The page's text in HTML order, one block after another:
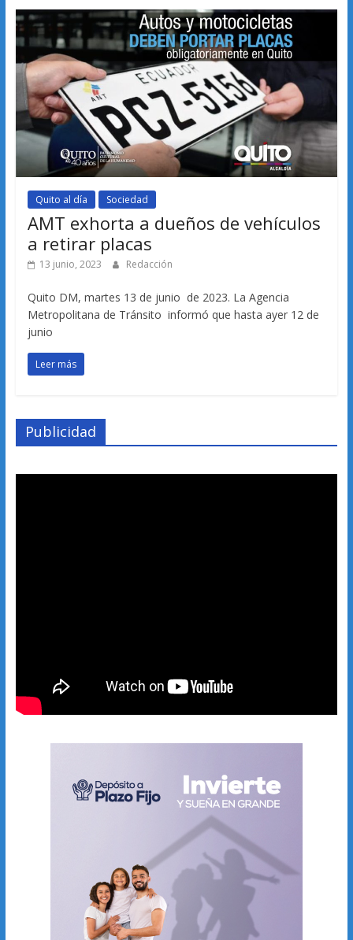
Quito al día Sociedad
AMT exhorta a dueños de vehículos
a retirar placas
13 junio, 2023 Redacción
Quito DM, martes 13 de junio de 2023. La Agencia
Metropolitana de Tránsito informó que hasta ayer 12 de
junio
Leer más
Publicidad